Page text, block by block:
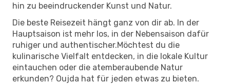
hin zu beeindruckender Kunst und Natur.
Die beste Reisezeit hängt ganz von dir ab. In der
Hauptsaison ist mehr los, in der Nebensaison dafür
ruhiger und authentischer.Möchtest du die
kulinarische Vielfalt entdecken, in die lokale Kultur
eintauchen oder die atemberaubende Natur
erkunden? Oujda hat für jeden etwas zu bieten.